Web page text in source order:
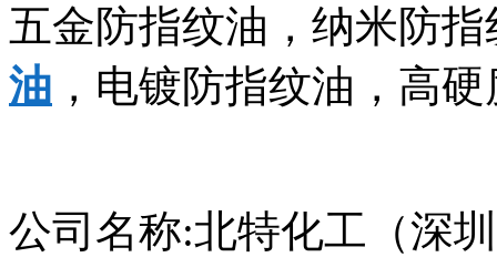
五金防指纹油，纳米防
油 ，电镀防指纹油，高
公司名称:北特化工（深